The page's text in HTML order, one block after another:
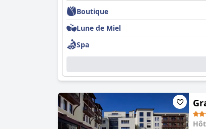
Boutique
Lune de Miel
Spa